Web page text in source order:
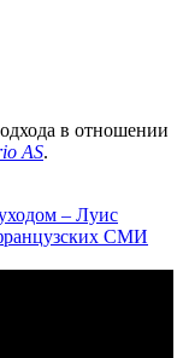
в отношении
AS.
– Луис
СМИ